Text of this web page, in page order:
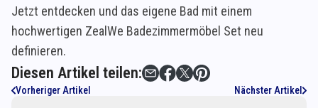
Jetzt entdecken und das eigene Bad mit einem
hochwertigen ZealWe Badezimmermöbel Set neu
definieren.
Diesen Artikel teilen:
Vorheriger Artikel Nächster Artikel